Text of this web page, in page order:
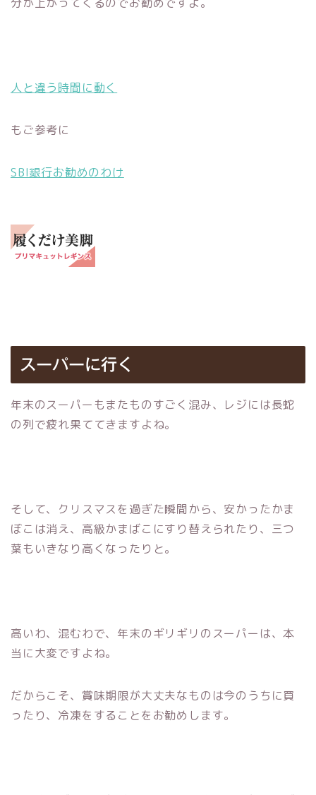
人と違う時間に動く
もご参考に
SBI銀行お勧めのわけ
スーパーに行く
年末のスーパーもまたものすごく混み、レジには長蛇
の列で疲れ果ててきますよね。
そして、クリスマスを過ぎた瞬間から、安かったかま
ぼこは消え、高級かまばこにすり替えられたり、三つ
葉もいきなり高くなったりと。
高いわ、混むわで、年末のギリギリのスーパーは、本
当に大変ですよね。
だからこそ、賞味期限が大丈夫なものは今のうちに買
ったり、冷凍をすることをお勧めします。